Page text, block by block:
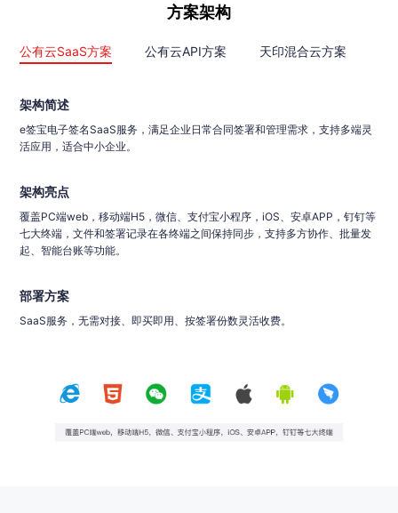
方案架构
公有云SaaS方案 公有云API方案 天印混合云方案
架构简述
e签宝电子签名SaaS服务，满足企业日常合同签署和管理需求，支持多端灵
活应用，适合中小企业。
架构亮点
覆盖PC端web，移动端H5，微信、支付宝小程序，iOS、安卓APP，钉钉等
七大终端，文件和签署记录在各终端之间保持同步，支持多方协作、批量发
起、智能台账等功能。
部署方案
SaaS服务，无需对接、即买即用、按签署份数灵活收费。
架构简述
+数据存证API服务，无缝对接系统平台，适用中大型企业且有业务系统对接
架构亮点
认证方式；全方位法律服务，打造电子证据闭环。
自己的业务系统中调用电子签名服务API所提供的接口，实现电子文件的可信
架构简述
部客户使用公有云签署服务，适合具有更高数据安全和数据本地化需求的政
架构亮点
准SaaS服务，解决外部用户对数据保存公平性的疑虑。
混合云方案中，企业内部用户使用本地部署的电子签章服务，证书存放在企
业本地，调用本地证书进行电子签名；企业业务相关的外部用户使用e签宝公
书完成电子签名。